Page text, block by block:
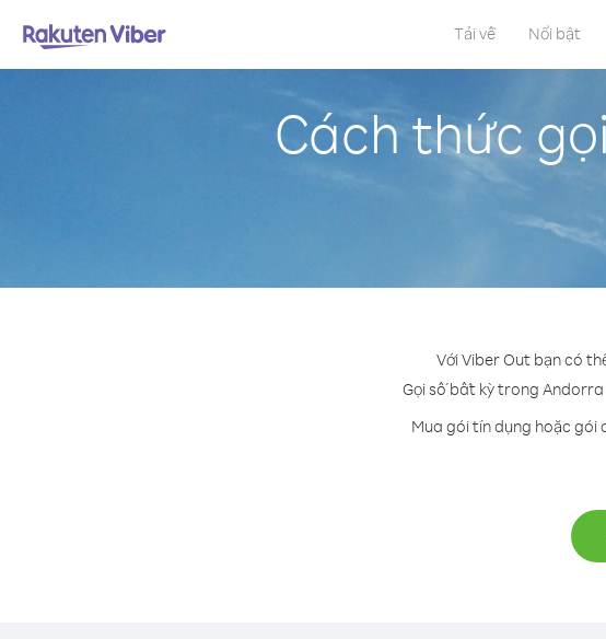
Tải về Nổi bật
Cách thức
Với Viber Out bạn có
Gọi số bất kỳ trong
Mua gói tín dụng hoặc